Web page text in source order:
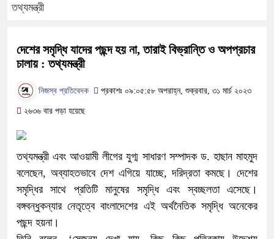
তথ্যমন্ত্রী
দেশের সমৃদ্ধি যাদের পছন্দ হয় না, তারাই বিভ্রান্তি ও অপপ্রচার
চালায় : তথ্যমন্ত্রী
নিজস্ব প্রতিবেদক প্রকাশঃ ০৯:০৫:৫৮ অপরাহ্ন, শুক্রবার, ৩১ মার্চ ২০২৩
২৬৩৬ বার পড়া হয়েছে
তথ্যমন্ত্রী এবং আওয়ামী লীগের যুগ্ম সাধারণ সম্পাদক ড. হাছান মাহমুদ
বলেছেন, অব্যাহতভাবে দেশ এগিয়ে যাচ্ছে, দরিদ্রতা কমছে। দেশের
সমৃদ্ধির সাথে প্রতিটি মানুষের সমৃদ্ধি এবং স্বচ্ছলতা এসেছে।
বঙ্গবন্ধুকন্যার নেতৃত্বে বাংলাদেশের এই অর্থনৈতিক সমৃদ্ধি অনেকের
পছন্দ হয়না।